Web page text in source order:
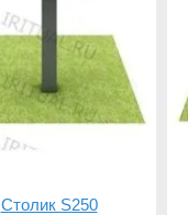
Столик S250